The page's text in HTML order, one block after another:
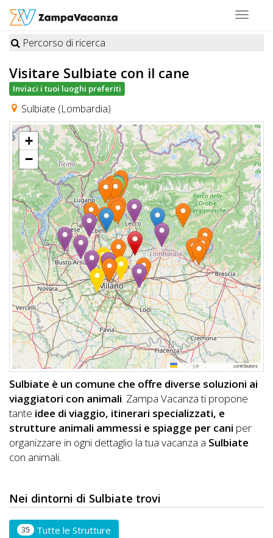
Toggle
STRUTTURE
A
DOG
LUOGHI
A
DOG
OFFERTE
A
DOG
INFO
A
DOG
CHIEDI
CODICE
SCONTO
Video
Tutorial
Percorso di ricerca
Visitare Sulbiate con il cane
Inviaci i tuoi luoghi preferiti
Sulbiate (Lombardia)
+
−
Leaflet |© OpenStreetMap contributors
Sulbiate è un comune che offre diverse soluzioni ai
viaggiatori con animali. Zampa Vacanza ti propone
tante idee di viaggio, itinerari specializzati, e
strutture animali ammessi e spiagge per cani per
organizzare in ogni dettaglio la tua vacanza a Sulbiate
con animali.
Nei dintorni di Sulbiate trovi
35 Tutte le Strutture